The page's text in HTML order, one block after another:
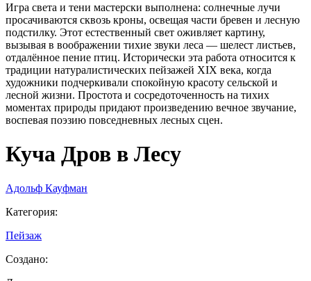
Игра света и тени мастерски выполнена: солнечные лучи
просачиваются сквозь кроны, освещая части бревен и лесную
подстилку. Этот естественный свет оживляет картину,
вызывая в воображении тихие звуки леса — шелест листьев,
отдалённое пение птиц. Исторически эта работа относится к
традиции натуралистических пейзажей XIX века, когда
художники подчеркивали спокойную красоту сельской и
лесной жизни. Простота и сосредоточенность на тихих
моментах природы придают произведению вечное звучание,
воспевая поэзию повседневных лесных сцен.
Куча Дров в Лесу
Адольф Кауфман
Категория:
Пейзаж
Создано: